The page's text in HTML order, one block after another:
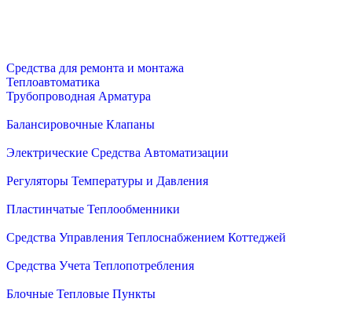
Средства для ремонта и монтажа
Теплоавтоматика
Трубопроводная Арматура
Балансировочные Клапаны
Электрические Средства Автоматизации
Регуляторы Температуры и Давления
Пластинчатые Теплообменники
Средства Управления Теплоснабжением Коттеджей
Средства Учета Теплопотребления
Блочные Тепловые Пункты